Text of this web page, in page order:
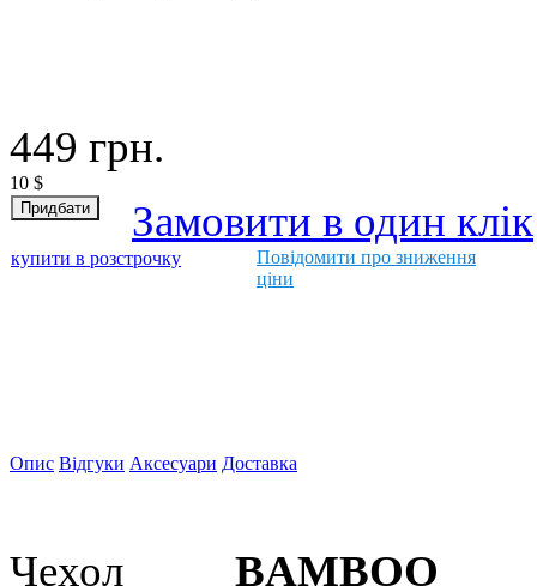
449 грн.
10 $
Замовити в один клік
купити в розстрочку
Повідомити про зниження
ціни
Опис Відгуки Аксесуари Доставка
Чехол BAMBOO